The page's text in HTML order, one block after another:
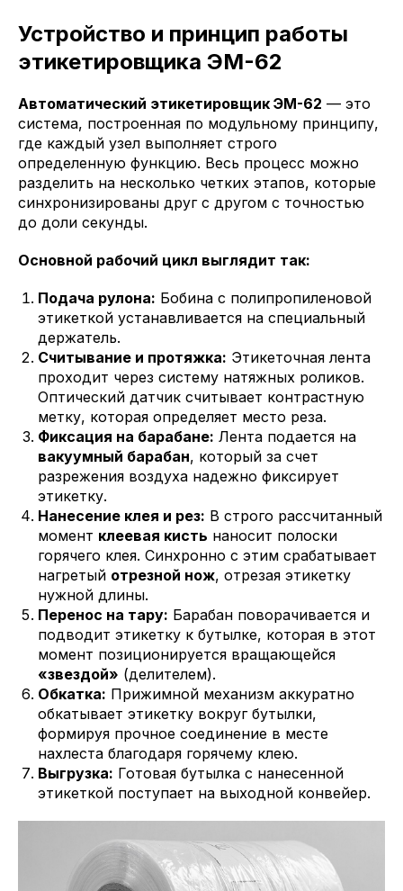
Устройство и принцип работы
этикетировщика ЭМ-62
Автоматический этикетировщик ЭМ-62 — это
система, построенная по модульному принципу,
где каждый узел выполняет строго
определенную функцию. Весь процесс можно
разделить на несколько четких этапов, которые
синхронизированы друг с другом с точностью
до доли секунды.
Основной рабочий цикл выглядит так:
Подача рулона: Бобина с полипропиленовой
этикеткой устанавливается на специальный
держатель.
Считывание и протяжка: Этикеточная лента
проходит через систему натяжных роликов.
Оптический датчик считывает контрастную
метку, которая определяет место реза.
Фиксация на барабане: Лента подается на
вакуумный барабан, который за счет
разрежения воздуха надежно фиксирует
этикетку.
Нанесение клея и рез: В строго рассчитанный
момент клеевая кисть наносит полоски
горячего клея. Синхронно с этим срабатывает
нагретый отрезной нож, отрезая этикетку
нужной длины.
Перенос на тару: Барабан поворачивается и
подводит этикетку к бутылке, которая в этот
момент позиционируется вращающейся
«звездой» (делителем).
Обкатка: Прижимной механизм аккуратно
обкатывает этикетку вокруг бутылки,
формируя прочное соединение в месте
нахлеста благодаря горячему клею.
Выгрузка: Готовая бутылка с нанесенной
этикеткой поступает на выходной конвейер.